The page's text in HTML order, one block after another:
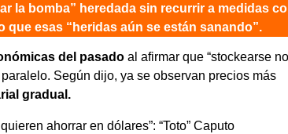
la bomba” heredada sin recurrir a medidas
esas “heridas aún se están sanando”.
del pasado al afirmar que “stockearse no
Según dijo, ya se observan precios más
gradual.
ahorrar en dólares”: “Toto” Caputo